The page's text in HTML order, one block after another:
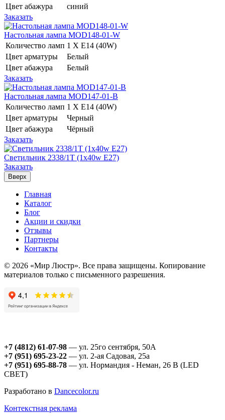
Цвет абажура
синий
Заказать
Настольная лампа MOD148-01-W
Количество ламп 1 Х E14 (40W)
Цвет арматуры
Белый
Цвет абажура
Белый
Заказать
Настольная лампа MOD147-01-B
Количество ламп 1 Х E14 (40W)
Цвет арматуры
Черный
Цвет абажура
Чёрный
Заказать
Светильник 2338/1T (1х40w E27)
Заказать
Вверх
Главная
Каталог
Блог
Акции и скидки
Отзывы
Партнеры
Контакты
© 2026 «Мир Люстр». Все права защищены. Копирование
материалов только с письменного разрешения.
+7 (4812) 61-07-98 — ул. 25го сентября, 50А
+7 (951) 695-23-22 — ул. 2-ая Садовая, 25а
+7 (951) 695-88-78 — ул. Нормандия - Неман, 26 В (LED
СВЕТ)
Разработано в Dancecolor.ru
Контекстная реклама